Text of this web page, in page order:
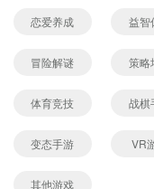
恋爱养成 益智
冒险解谜 策略
体育竞技 战棋
变态手游 VR
其他游戏